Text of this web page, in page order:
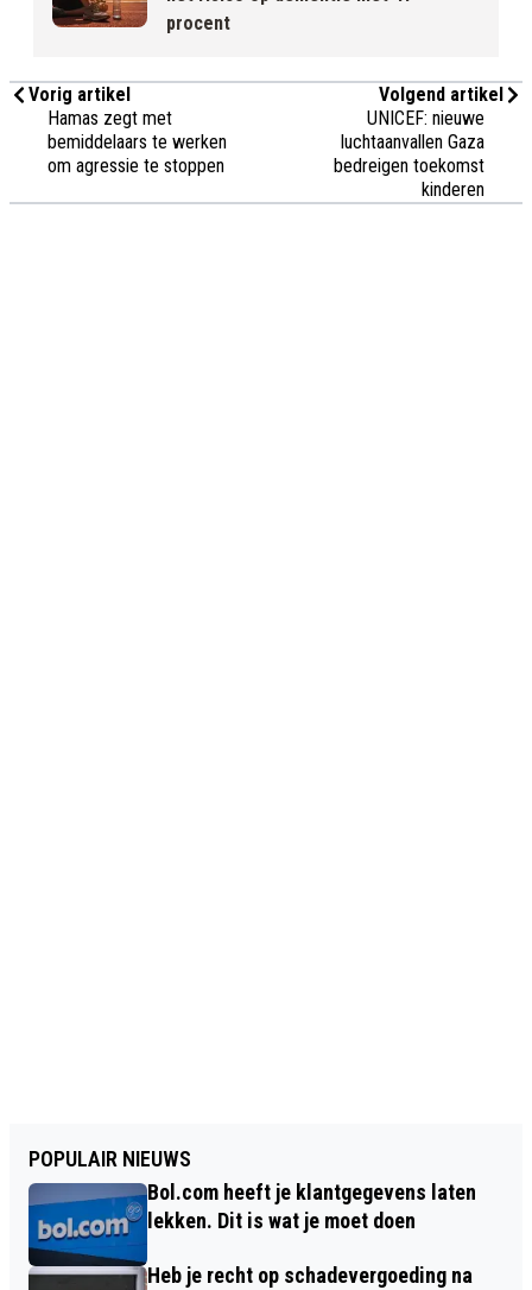
procent
Vorig artikel
Hamas zegt met
bemiddelaars te werken
om agressie te stoppen
Volgend artikel
UNICEF: nieuwe
luchtaanvallen Gaza
bedreigen toekomst
kinderen
POPULAIR NIEUWS
Bol.com heeft je klantgegevens laten
lekken. Dit is wat je moet doen
Heb je recht op schadevergoeding na